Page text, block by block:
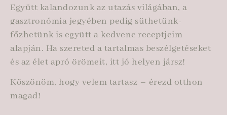
Együtt kalandozunk az utazás világában, a
gasztronómia jegyében pedig süthetünk-
főzhetünk is együtt a kedvenc receptjeim
alapján. Ha szereted a tartalmas beszélgetéseket
és az élet apró örömeit, itt jó helyen jársz!
Köszönöm, hogy velem tartasz – érezd otthon
magad!